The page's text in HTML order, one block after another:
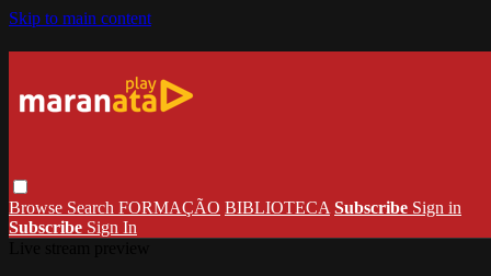
Skip to main content
Browse Search FORMAÇÃO BIBLIOTECA Subscribe Sign in
Subscribe Sign In